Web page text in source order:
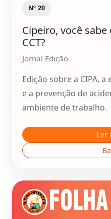
Nº 20
Cipeiro, você
CCT?
Jornal Edição
Edição sobre a CIPA,
e a prevenção de
ambiente de trabalho.
Ler